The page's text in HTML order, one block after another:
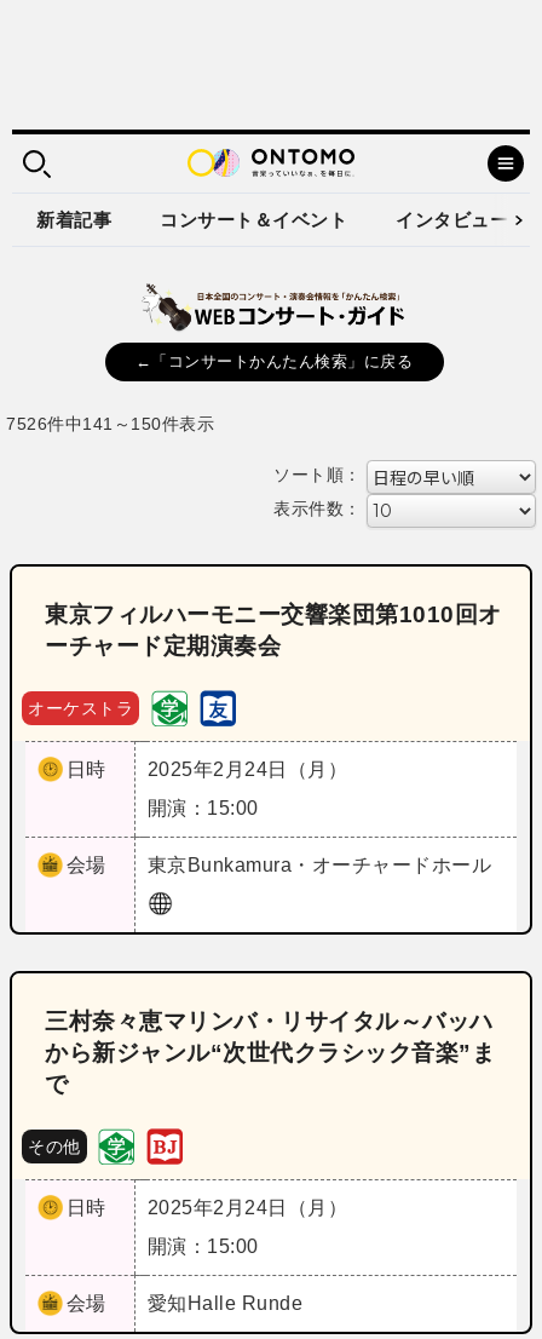
新着記事 コンサート＆イベント インタビュー
←「コンサートかんたん検索」に戻る
7526件中141～150件表示
ソート順：
表示件数：
東京フィルハーモニー交響楽団第1010回オ
ーチャード定期演奏会
オーケストラ
日時
2025年2月24日（月）
開演：15:00
会場 東京Bunkamura・オーチャードホール
三村奈々恵マリンバ・リサイタル～バッハ
から新ジャンル“次世代クラシック音楽”ま
で
その他
日時
2025年2月24日（月）
開演：15:00
会場 愛知 Halle Runde